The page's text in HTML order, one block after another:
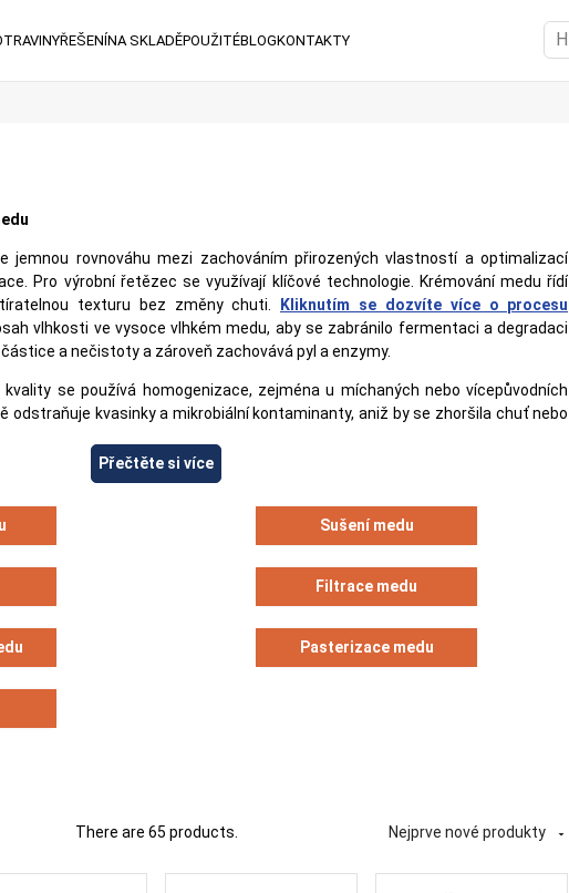
ŘEŠENÍNA SKLADĚPOUŽITÉBLOGKONTAKTY
jemnou rovnováhu mezi zachováním přirozených vlastností a optimalizací
Pro výrobní řetězec se využívají klíčové technologie. Krémování medu řídí
texturu bez změny chuti.
Kliknutím se dozvíte více o procesu
vlhkosti ve vysoce vlhkém medu, aby se zabránilo fermentaci a degradaci
a nečistoty a zároveň zachovává pyl a enzymy.
se používá homogenizace, zejména u míchaných nebo vícepůvodních
odstraňuje kvasinky a mikrobiální kontaminanty, aniž by se zhoršila chuť nebo
přesné a hygienické dávkování do maloobchodních obalů.
Přečtěte si více
Sušení medu
Filtrace medu
Pasterizace medu
There are 65 products. Nejprve nové produkty 